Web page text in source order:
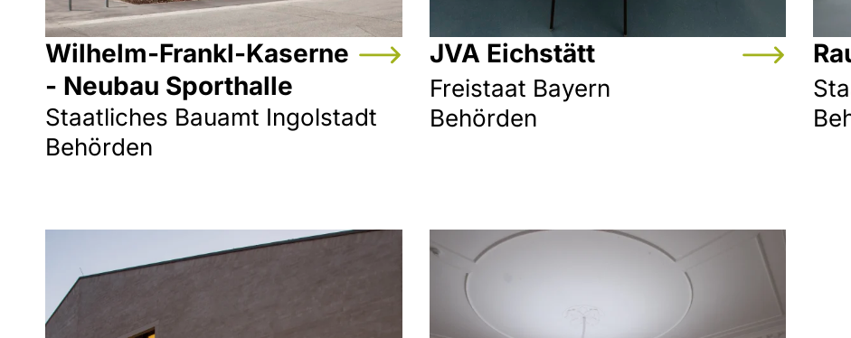
Wilhelm-Frankl-Kaserne
- Neubau Sporthalle
Staatliches Bauamt Ingolstadt
Behörden
JVA Eichstätt
Freistaat Bayern
Behörden